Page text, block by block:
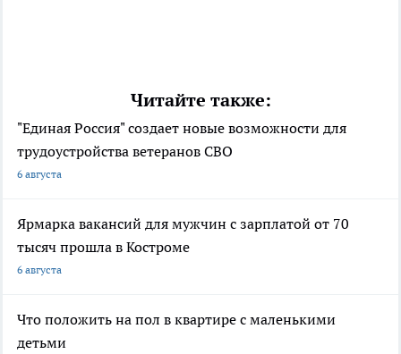
Читайте также:
"Единая Россия" создает новые возможности для
трудоустройства ветеранов СВО
6 августа
Ярмарка вакансий для мужчин с зарплатой от 70
тысяч прошла в Костроме
6 августа
Что положить на пол в квартире с маленькими
детьми